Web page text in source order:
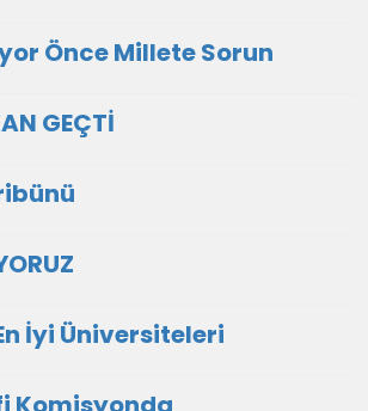
Önce Millete Sorun
GEÇTİ
İyi Üniversiteleri